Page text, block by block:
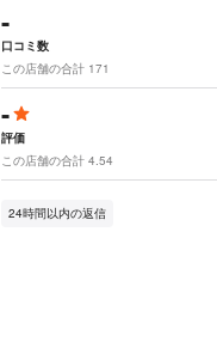
-
口コミ数
この店舗の合計 171
-
評価
この店舗の合計 4.54
24時間以内の返信